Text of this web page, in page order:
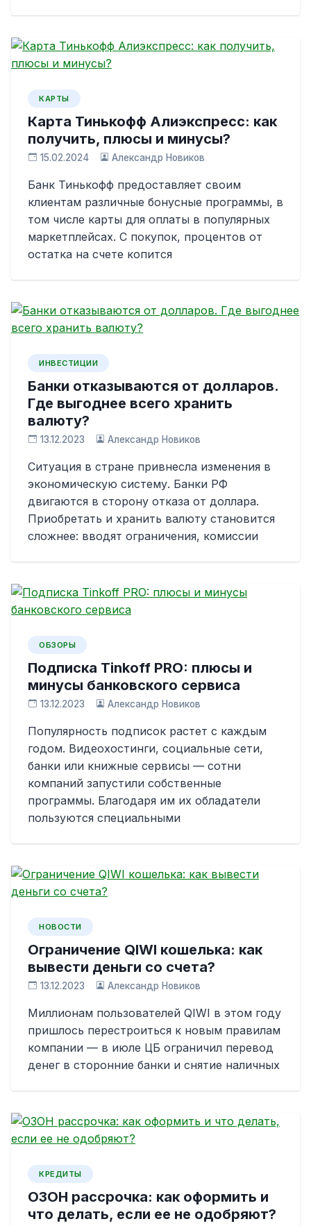
КАРТЫ
Карта Тинькофф Алиэкспресс: как
получить, плюсы и минусы?
15.02.2024 Александр Новиков
Банк Тинькофф предоставляет своим
клиентам различные бонусные программы, в
том числе карты для оплаты в популярных
маркетплейсах. С покупок, процентов от
остатка на счете копится
ИНВЕСТИЦИИ
Банки отказываются от долларов.
Где выгоднее всего хранить
валюту?
13.12.2023 Александр Новиков
Ситуация в стране привнесла изменения в
экономическую систему. Банки РФ
двигаются в сторону отказа от доллара.
Приобретать и хранить валюту становится
сложнее: вводят ограничения, комиссии
ОБЗОРЫ
Подписка Tinkoff PRO: плюсы и
минусы банковского сервиса
13.12.2023 Александр Новиков
Популярность подписок растет с каждым
годом. Видеохостинги, социальные сети,
банки или книжные сервисы — сотни
компаний запустили собственные
программы. Благодаря им их обладатели
пользуются специальными
НОВОСТИ
Ограничение QIWI кошелька: как
вывести деньги со счета?
13.12.2023 Александр Новиков
Миллионам пользователей QIWI в этом году
пришлось перестроиться к новым правилам
компании — в июле ЦБ ограничил перевод
денег в сторонние банки и снятие наличных
КРЕДИТЫ
ОЗОН рассрочка: как оформить и
что делать, если ее не одобряют?